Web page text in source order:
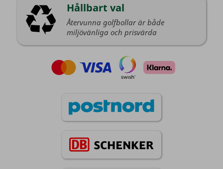
Hållbart val
Återvunna golfbollar är både
miljövänliga och prisvärda